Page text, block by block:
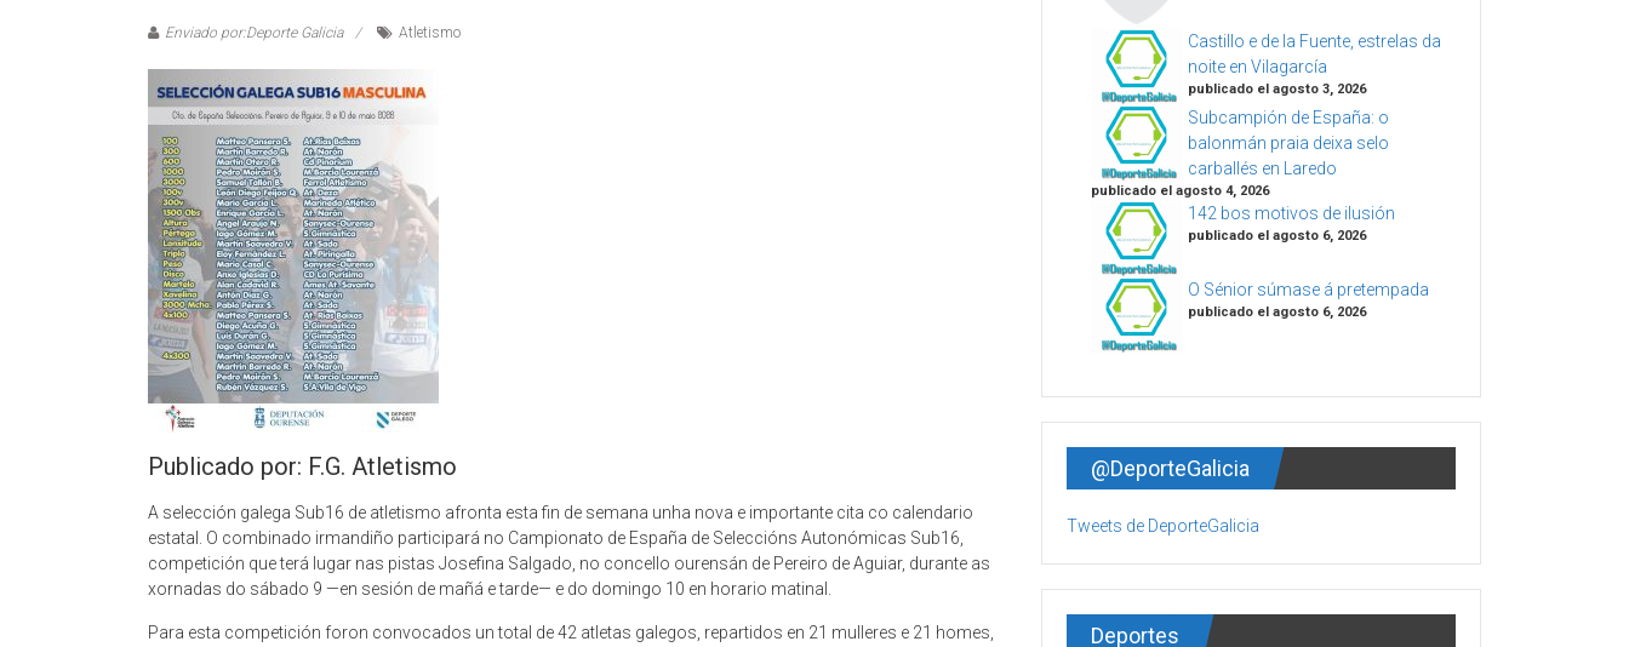
Enviado por:Deporte Galicia Atletismo
Publicado por: F.G. Atletismo
A selección galega Sub16 de atletismo afronta esta fin de semana unha nova e importante cita co calendario
estatal. O combinado irmandiño participará no Campionato de España de Seleccións Autonómicas Sub16,
competición que terá lugar nas pistas Josefina Salgado, no concello ourensán de Pereiro de Aguiar, durante as
xornadas do sábado 9 —en sesión de mañá e tarde— e do domingo 10 en horario matinal.
Para esta competición foron convocados un total de 42 atletas galegos, repartidos en 21 mulleres e 21 homes,
Castillo e de la Fuente, estrelas da
noite en Vilagarcía
publicado el agosto 3, 2026
Subcampión de España: o
balonmán praia deixa selo
carballés en Laredo
publicado el agosto 4, 2026
142 bos motivos de ilusión
publicado el agosto 6, 2026
O Sénior súmase á pretempada
publicado el agosto 6, 2026
@DeporteGalicia
Tweets de DeporteGalicia
Deportes